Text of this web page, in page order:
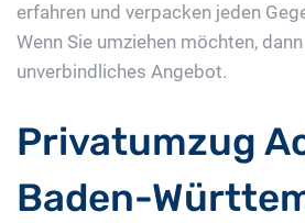
erfahren und verpacken jeden
Wenn Sie umziehen möchten,
unverbindliches Angebot.
Privatumzug
Baden-